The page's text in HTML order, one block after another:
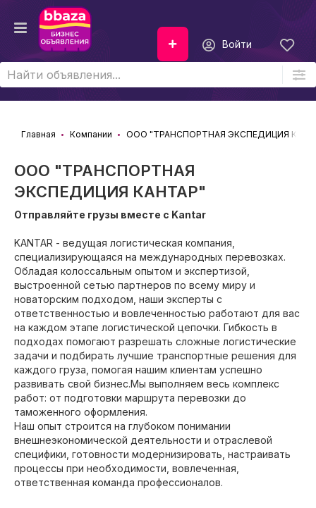
Войти
Главная Компании ООО "ТРАНСПОРТНАЯ ЭКСПЕДИЦИЯ
ООО "ТРАНСПОРТНАЯ
ЭКСПЕДИЦИЯ КАНТАР"
Отправляйте грузы вместе с Kantar
KANTAR - ведущая логистическая компания,
специализирующаяся на международных перевозках.
Обладая колоссальным опытом и экспертизой,
выстроенной сетью партнеров по всему миру и
новаторским подходом, наши эксперты с
ответственностью и вовлеченностью работают для вас
на каждом этапе логистической цепочки. Гибкость в
подходах помогают разрешать сложные логистические
задачи и подбирать лучшие транспортные решения для
каждого груза, помогая нашим клиентам успешно
развивать свой бизнес.Мы выполняем весь комплекс
работ: от подготовки маршрута перевозки до
таможенного оформления.
Наш опыт строится на глубоком понимании
внешнеэкономической деятельности и отраслевой
специфики, готовности модернизировать, настраивать
процессы при необходимости, вовлеченная,
ответственная команда профессионалов.